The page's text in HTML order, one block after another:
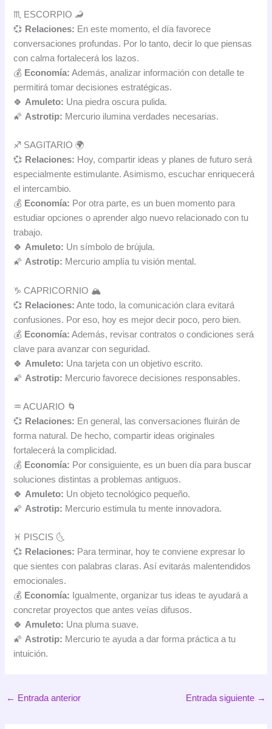
♏ ESCORPIO 🦂
💞 Relaciones: En este momento, el día favorece
conversaciones profundas. Por lo tanto, decir lo que piensas
con calma fortalecerá los lazos.
💰 Economía: Además, analizar información con detalle te
permitirá tomar decisiones estratégicas.
🍀 Amuleto: Una piedra oscura pulida.
🌠 Astrotip: Mercurio ilumina verdades necesarias.
♐ SAGITARIO 🌍
💞 Relaciones: Hoy, compartir ideas y planes de futuro será
especialmente estimulante. Asimismo, escuchar enriquecerá
el intercambio.
💰 Economía: Por otra parte, es un buen momento para
estudiar opciones o aprender algo nuevo relacionado con tu
trabajo.
🍀Amuleto: Un símbolo de brújula.
🌠Astrotip: Mercurio amplía tu visión mental.
♑ CAPRICORNIO 🏔️
💞 Relaciones: Ante todo, la comunicación clara evitará
confusiones. Por eso, hoy es mejor decir poco, pero bien.
💰 Economía: Además, revisar contratos o condiciones será
clave para avanzar con seguridad.
🍀 Amuleto: Una tarjeta con un objetivo escrito.
🌠 Astrotip: Mercurio favorece decisiones responsables.
♒ ACUARIO 🌀
💞 Relaciones: En general, las conversaciones fluirán de
forma natural. De hecho, compartir ideas originales
fortalecerá la complicidad.
💰 Economía: Por consiguiente, es un buen día para buscar
soluciones distintas a problemas antiguos.
🍀 Amuleto: Un objeto tecnológico pequeño.
🌠 Astrotip: Mercurio estimula tu mente innovadora.
♓ PISCIS 🌜
💞 Relaciones: Para terminar, hoy te conviene expresar lo
que sientes con palabras claras. Así evitarás malentendidos
emocionales.
💰 Economía: Igualmente, organizar tus ideas te ayudará a
concretar proyectos que antes veías difusos.
🍀Amuleto: Una pluma suave.
🌠Astrotip: Mercurio te ayuda a dar forma práctica a tu
intuición.
← Entrada anterior Entrada siguiente →